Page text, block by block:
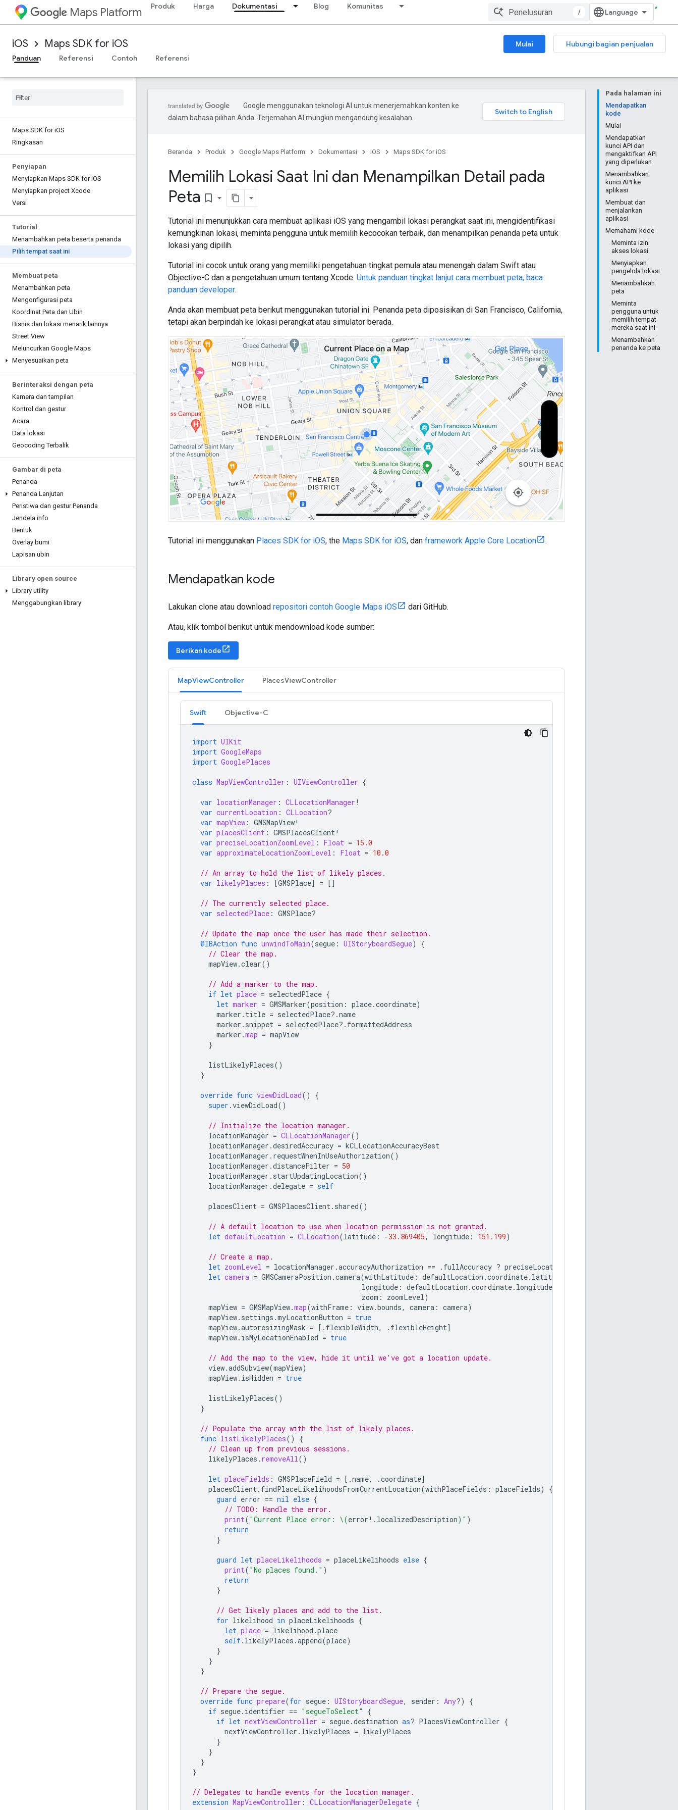
Maps Platform Produk Harga Dokumentasi Blog Komunitas
/
iOS Maps SDK for iOS Mulai
Hubungi bagian penjualan
Panduan
Referensi Contoh Referensi
Maps SDK for iOS
Ringkasan
Penyiapan
Menyiapkan Maps SDK for iOS
Menyiapkan project Xcode
Versi
Tutorial
Menambahkan peta beserta penanda
Pilih tempat saat ini
Membuat peta
Menambahkan peta
Mengonfigurasi peta
Koordinat Peta dan Ubin
Bisnis dan lokasi menarik lainnya
Street View
Meluncurkan Google Maps
Menyesuaikan peta
Berinteraksi dengan peta
Kamera dan tampilan
Kontrol dan gestur
Acara
Data lokasi
Geocoding Terbalik
Gambar di peta
Penanda
Penanda Lanjutan
Peristiwa dan gestur Penanda
Jendela info
Bentuk
Overlay bumi
Lapisan ubin
Library open source
Library utility
Menggabungkan library
Pada halaman ini
Mendapatkan
kode
Mulai
Mendapatkan
kunci API dan
mengaktifkan API
yang diperlukan
Menambahkan
kunci API ke
aplikasi
Membuat dan
menjalankan
aplikasi
Memahami kode
Meminta izin
akses lokasi
Menyiapkan
pengelola lokasi
Menambahkan
peta
Meminta
pengguna untuk
memilih tempat
mereka saat ini
Menambahkan
penanda ke peta
Google menggunakan teknologi AI untuk menerjemahkan konten ke
dalam bahasa pilihan Anda. Terjemahan AI mungkin mengandung kesalahan.
Beranda Produk Google Maps Platform Dokumentasi iOS Maps SDK for iOS
Memilih Lokasi Saat Ini dan Menampilkan Detail pada
Peta bookmark_border
Tutorial ini menunjukkan cara membuat aplikasi iOS yang mengambil lokasi perangkat saat ini, mengidentifikasi
kemungkinan lokasi, meminta pengguna untuk memilih kecocokan terbaik, dan menampilkan penanda peta untuk
lokasi yang dipilih.
Tutorial ini cocok untuk orang yang memiliki pengetahuan tingkat pemula atau menengah dalam Swift atau
Objective-C dan a pengetahuan umum tentang Xcode. Untuk panduan tingkat lanjut cara membuat peta, baca
panduan developer.
Anda akan membuat peta berikut menggunakan tutorial ini. Penanda peta diposisikan di San Francisco, California,
tetapi akan berpindah ke lokasi perangkat atau simulator berada.
Tutorial ini menggunakan Places SDK for iOS, the Maps SDK for iOS, dan framework Apple Core Location .
Mendapatkan kode
Lakukan clone atau download repositori contoh Google Maps iOS dari GitHub.
Atau, klik tombol berikut untuk mendownload kode sumber:
Berikan kode
MapViewController PlacesViewController
Swift Objective-C
import UIKit
import GoogleMaps
import GooglePlaces
class MapViewController : UIViewController {
var locationManager : CLLocationManager !
var currentLocation : CLLocation?
var mapView : GMSMapView!
var placesClient : GMSPlacesClient!
var preciseLocationZoomLevel : Float = 15.0
var approximateLocationZoomLevel : Float = 10.0
// An array to hold the list of likely places.
var likelyPlaces : [GMSPlace] = []
// The currently selected place.
var selectedPlace : GMSPlace?
// Update the map once the user has made their selection.
@IBAction func unwindToMain(segue : UIStoryboardSegue)
{
// Clear the map.
mapView.clear()
// Add a marker to the map.
if let place = selectedPlace {
let marker = GMSMarker(position : place.coordinate)
marker . title = selectedPlace?.name
marker . snippet = selectedPlace?. formattedAddress
marker .map = mapView
}
listLikelyPlaces()
}
override func viewDidLoad()
{
super .viewDidLoad()
// Initialize the location manager.
locationManager = CLLocationManager()
locationManager .desiredAccuracy = kCLLocationAccuracyBest
locationManager . requestWhenInUseAuthorization()
locationManager .distanceFilter = 50
locationManager . startUpdatingLocation()
locationManager .delegate = self
placesClient = GMSPlacesClient. shared()
// A default location to use when location permission is not granted.
let defaultLocation = CLLocation(latitude : -33.869405, longitude : 151.199)
// Create a map.
let zoomLevel = locationManager .accuracyAuthorization == . fullAccuracy ? preciseLocationZoomLevel
let camera = GMSCameraPosition .camera(withLatitude : defaultLocation .coordinate. latitude
longitude : defaultLocation .coordinate. longitude
zoom : zoomLevel)
mapView = GMSMapView.map(withFrame : view.bounds, camera : camera)
mapView. settings .myLocationButton = true
mapView.autoresizingMask = [. flexibleWidth, . flexibleHeight]
mapView. isMyLocationEnabled = true
// Add the map to the view, hide it until we've got a location update.
view.addSubview(mapView)
mapView. isHidden = true
listLikelyPlaces()
}
// Populate the array with the list of likely places.
func listLikelyPlaces()
{
// Clean up from previous sessions.
likelyPlaces . removeAll()
let placeFields : GMSPlaceField = [.name, .coordinate]
placesClient. findPlaceLikelihoodsFromCurrentLocation(withPlaceFields : placeFields) {
guard error == nil else {
// TODO: Handle the error.
print( "Current Place error: \(error !. localizedDescription) " )
return
}
guard let placeLikelihoods = placeLikelihoods else {
print( "No places found." )
return
}
// Get likely places and add to the list.
for likelihood in placeLikelihoods {
let place = likelihood .place
self. likelyPlaces .append(place)
}
}
}
// Prepare the segue.
override func prepare(for segue : UIStoryboardSegue, sender : Any?)
{
if segue. identifier == "segueToSelect"
{
if let nextViewController = segue.destination as? PlacesViewController {
nextViewController . likelyPlaces = likelyPlaces
}
}
}
}
// Delegates to handle events for the location manager.
extension MapViewController : CLLocationManagerDelegate {